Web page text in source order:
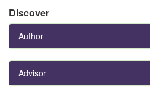
Discover
Author
Advisor